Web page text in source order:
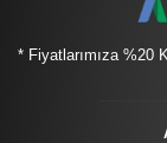
* Fiyatlarımıza %20